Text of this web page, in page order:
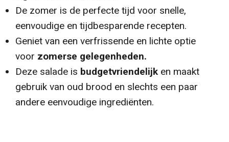
De zomer is de perfecte tijd voor snelle,
eenvoudige en tijdbesparende recepten.
Geniet van een verfrissende en lichte optie
voor zomerse gelegenheden.
Deze salade is budgetvriendelijk en maakt
gebruik van oud brood en slechts een paar
andere eenvoudige ingrediënten.